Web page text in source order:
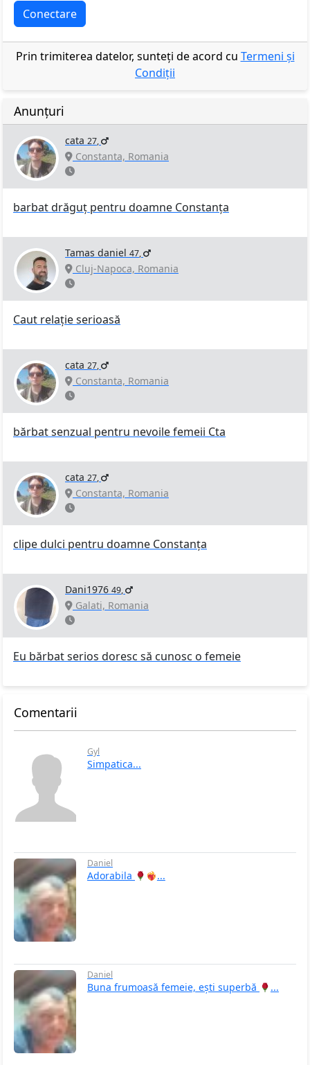
Conectare
Prin trimiterea datelor, sunteți de acord cu Termeni și
Condiții
Anunțuri
cata 27,
Constanta, Romania
barbat drăguț pentru doamne Constanța
Tamas daniel 47,
Cluj-Napoca, Romania
Caut relație serioasă
cata 27,
Constanta, Romania
bărbat senzual pentru nevoile femeii Cta
cata 27,
Constanta, Romania
clipe dulci pentru doamne Constanța
Dani1976 49,
Galati, Romania
Eu bărbat serios doresc să cunosc o femeie
Comentarii
Gyl
Simpatica...
Daniel
Adorabila ...
Daniel
Buna frumoasă femeie, ești superbă ...